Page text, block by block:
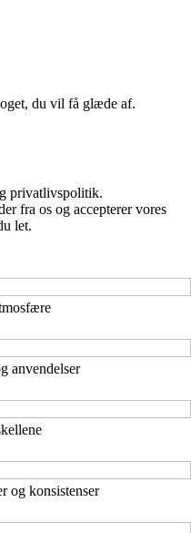
du vil få glæde af.
privatlivspolitik.
fra os og accepterer vores
let.
anvendelser
og konsistenser